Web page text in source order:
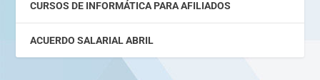
CURSOS DE INFORMÁTICA PARA AFILIADOS
ACUERDO SALARIAL ABRIL